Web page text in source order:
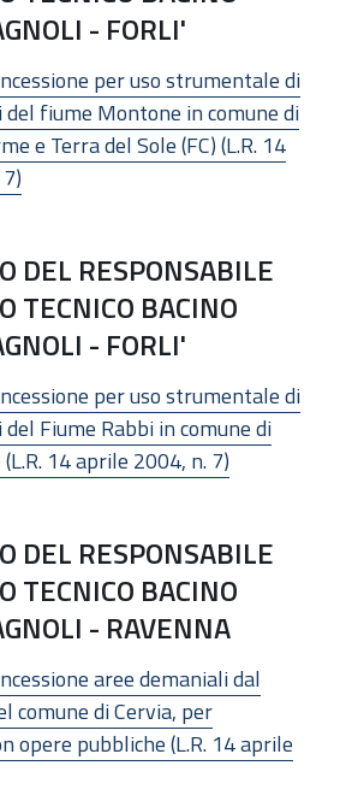
- FORLI'
per uso strumentale di
fiume Montone in comune di
e Terra del Sole (FC) (L.R. 14
DEL RESPONSABILE
TECNICO BACINO
- FORLI'
per uso strumentale di
Fiume Rabbi in comune di
14 aprile 2004, n. 7)
DEL RESPONSABILE
TECNICO BACINO
- RAVENNA
aree demaniali dal
comune di Cervia, per
opere pubbliche (L.R. 14 aprile